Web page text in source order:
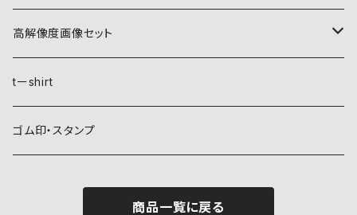
自然紋
稲妻
霞
植物紋
葵
動物紋
高解像度画像セット
自然紋
稲妻
植物紋
tーshirt
ゴム印・スタンプ
商品一覧に戻る